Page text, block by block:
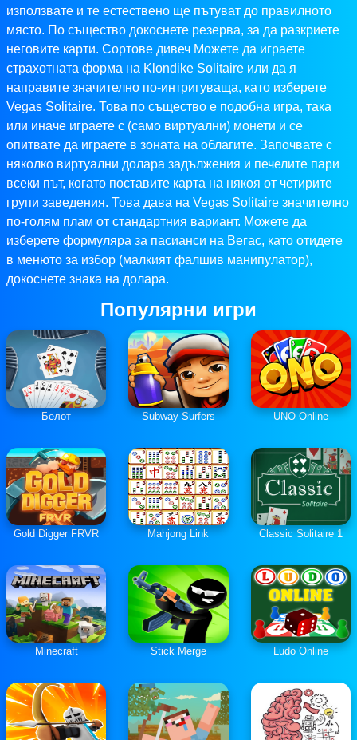
използвате и те естествено ще пътуват до правилното
място. По същество докоснете резерва, за да разкриете
неговите карти. Сортове дивеч Можете да играете
страхотната форма на Klondike Solitaire или да я
направите значително по-интригуваща, като изберете
Vegas Solitaire. Това по същество е подобна игра, така
или иначе играете с (само виртуални) монети и се
опитвате да играете в зоната на облагите. Започвате с
няколко виртуални долара задължения и печелите пари
всеки път, когато поставите карта на някоя от четирите
групи заведения. Това дава на Vegas Solitaire значително
по-голям плам от стандартния вариант. Можете да
изберете формуляра за пасианси на Вегас, като отидете
в менюто за избор (малкият фалшив манипулатор),
докоснете знака на долара.
Популярни игри
Белот Subway Surfers UNO Online
Gold Digger FRVR Mahjong Link Classic Solitaire 1
Minecraft Stick Merge Ludo Online